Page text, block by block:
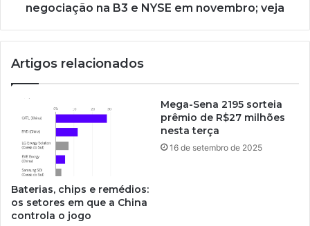
negociação na B3 e NYSE em novembro; veja
Artigos relacionados
Baterias, chips e remédios:
os setores em que a China
controla o jogo
Mega-Sena 2195 sorteia
prêmio de R$27 milhões
nesta terça
16 de setembro de 2025